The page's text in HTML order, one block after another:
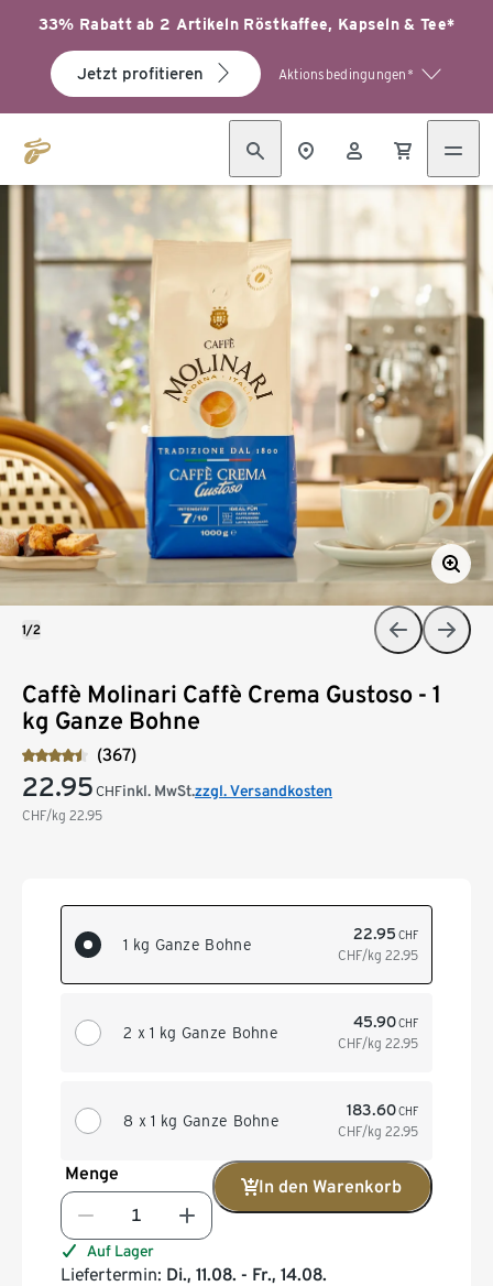
33% Rabatt ab 2 Artikeln Röstkaffee, Kapseln & Tee*
Jetzt profitieren Aktionsbedingungen*
Caffè Molinari Caffè Crema Gustoso - 1
kg Ganze Bohne
(367)
22.95 CHF
CHF/kg 22.95
inkl. MwSt.zzgl. Versandkosten
1 kg Ganze Bohne
22.95 CHF
CHF/kg 22.95
2 x 1 kg Ganze Bohne
45.90CHF
CHF/kg 22.95
8 x 1 kg Ganze Bohne
183.60CHF
CHF/kg 22.95
Menge
In den Warenkorb
Auf Lager
Liefertermin: Di., 11.08. - Fr., 14.08.
1/2